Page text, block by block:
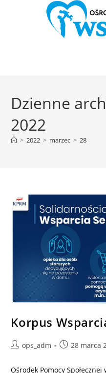
contentDzienne
2022
> 2022 > marzec > 28
Korpus
Postops_adm
Post28 marca
Ośrodek Pomocy